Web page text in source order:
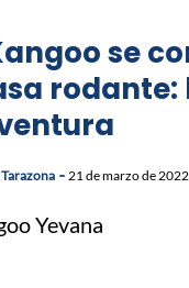
se
rodante:
21 de marzo de 2022